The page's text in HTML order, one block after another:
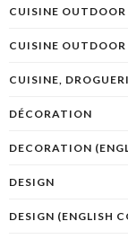
CUISINE OUTDOOR
CUISINE OUTDOOR
CUISINE,
DÉCORATION
DECORATION
DESIGN
DESIGN (ENGLISH